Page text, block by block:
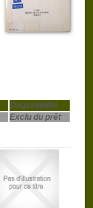
Disponibilité
Exclu du prêt